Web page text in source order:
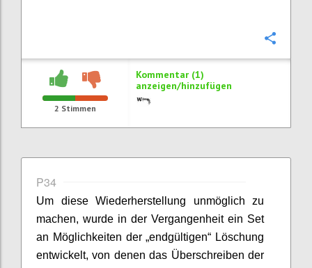
2 Stimmen
Kommentar (1)
anzeigen/hinzufügen
P34
Um diese Wiederherstellung unmöglich zu
machen, wurde in der Vergangenheit ein Set
an Möglichkeiten der „endgültigen“ Löschung
entwickelt, von denen das Überschreiben der